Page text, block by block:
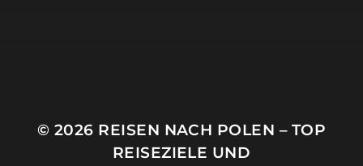
© 2026 REISEN NACH POLEN – TOP
REISEZIELE UND